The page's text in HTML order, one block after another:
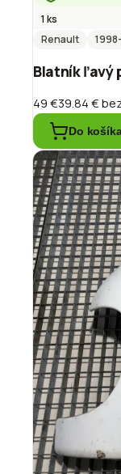
1 ks
Renault
1998
Blatník ľavý
49 €39.84 €
Do